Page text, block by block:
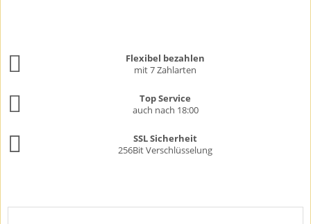
Flexibel bezahlen
mit 7 Zahlarten
Top Service
auch nach 18:00
SSL Sicherheit
256Bit Verschlüsselung